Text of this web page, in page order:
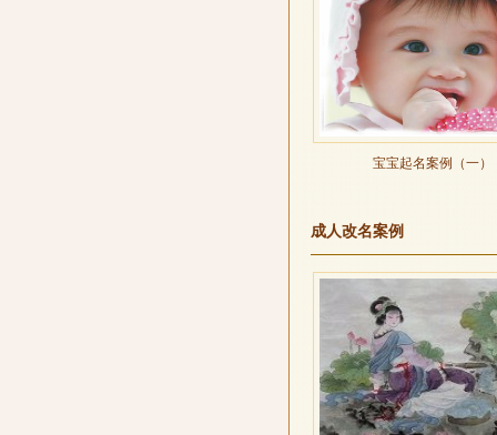
宝宝起名案例（一）
成人改名案例